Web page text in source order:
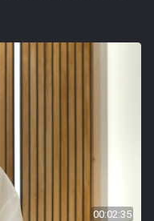
00:02:35